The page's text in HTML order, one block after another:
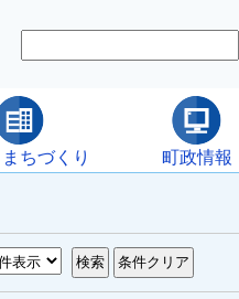
ちづくり 町政情報